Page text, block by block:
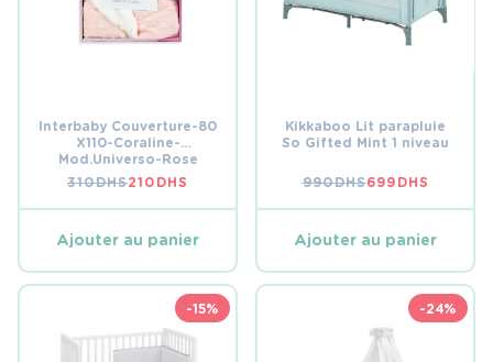
Interbaby Couverture-80
X110-Coraline-
Mod.Universo-Rose
310DHSLE
PRIX
ÉTAIT :
210 DHS
LE
PRIX
EST :
Ajouter au panier
Kikkaboo Lit parapluie
So Gifted Mint 1 niveau
990DHSLE
PRIX
ÉTAIT :
699 DHS
LE
PRIX
EST :
Ajouter au panier
-15% -24%